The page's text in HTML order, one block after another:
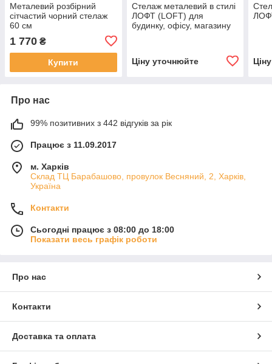
Металевий розбірний
сітчастий чорний стелаж
60 см
1 770 ₴
Купити
Стелаж металевий в стилі
ЛОФТ (LOFT) для
будинку, офісу, магазину
Ціну уточнюйте
Про нас
99% позитивних з 442 відгуків за рік
Працює з 11.09.2017
м. Харків
Склад ТЦ Барабашово, провулок Весняний, 2, Харків,
Україна
Контакти
Сьогодні працює з 08:00 до 18:00
Показати весь графік роботи
Про нас
Контакти
Доставка та оплата